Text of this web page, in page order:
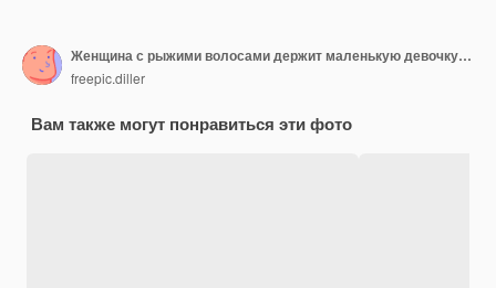
Женщина с рыжими волосами держит маленькую девочку в клетчатой рубашке
freepic.diller
Вам также могут понравиться эти фото